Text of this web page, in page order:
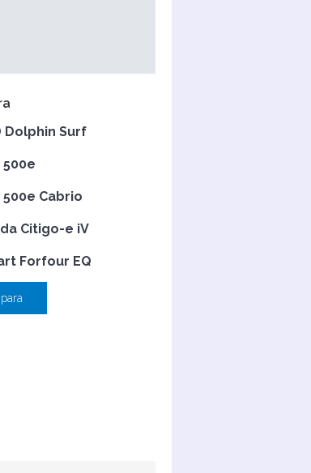
Dolphin Surf
500e
500e Cabrio
Citigo-e iV
Forfour EQ